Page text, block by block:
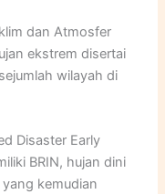
dan Atmosfer
ekstrem disertai
wilayah di
Disaster Early
BRIN, hujan dini
kemudian